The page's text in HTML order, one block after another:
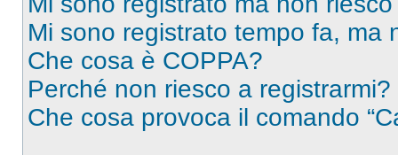
Mi sono registrato tempo fa, ma
Che cosa è COPPA?
Perché non riesco a registrarmi?
Che cosa provoca il comando